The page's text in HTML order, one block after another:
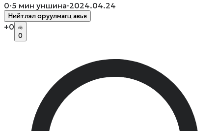
0·5 мин уншина·2024.04.24
Нийтлэл оруулмагц авья
+0
0